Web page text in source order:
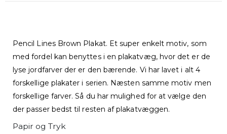
Pencil Lines Brown Plakat. Et super enkelt motiv, som
med fordel kan benyttes i en plakatvæg, hvor det er de
lyse jordfarver der er den bærende. Vi har lavet i alt 4
forskellige plakater i serien. Næsten samme motiv men
forskellige farver. Så du har mulighed for at vælge den
der passer bedst til resten af plakatvæggen.
Papir og Tryk